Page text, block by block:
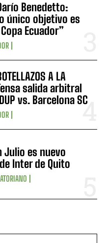
Benedetto:
único objetivo es
Ecuador”
A LA
salida arbitral
vs. Barcelona SC
Julio es nuevo
Inter de Quito